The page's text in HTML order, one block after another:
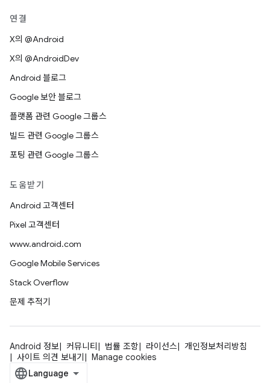
연결
X의 @Android
X의 @AndroidDev
Android 블로그
Google 보안 블로그
플랫폼 관련 Google 그룹스
빌드 관련 Google 그룹스
포팅 관련 Google 그룹스
도움받기
Android 고객센터
Pixel 고객센터
www.android.com
Google Mobile Services
Stack Overflow
문제 추적기
Android 정보 커뮤니티 법률 조항 라이선스
개인정보처리방침
사이트 의견 보내기
Manage cookies